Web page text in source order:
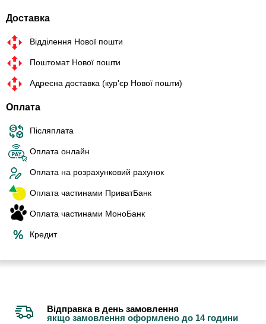
Доставка
Відділення Нової пошти
Поштомат Нової пошти
Адресна доставка (кур'єр Нової пошти)
Оплата
Післяплата
Оплата онлайн
Оплата на розрахунковий рахунок
Оплата частинами ПриватБанк
Оплата частинами МоноБанк
Кредит
Відправка в день замовлення
якщо замовлення оформлено до 14 години